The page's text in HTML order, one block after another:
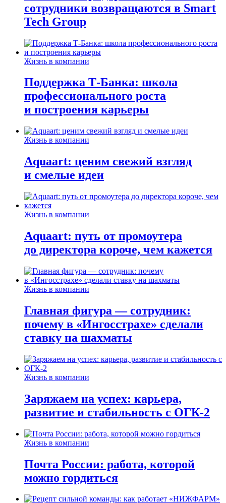
сотрудники возвращаются в Smart
Tech Group
Жизнь в компании
Поддержка Т-Банка: школа
профессионального роста
и построения карьеры
Жизнь в компании
Aquaart: ценим свежий взгляд
и смелые идеи
Жизнь в компании
Aquaart: путь от промоутера
до директора короче, чем кажется
Жизнь в компании
Главная фигура — сотрудник:
почему в «Ингосстрахе» сделали
ставку на шахматы
Жизнь в компании
Заряжаем на успех: карьера,
развитие и стабильность c ОГК-2
Жизнь в компании
Почта России: работа, которой
можно гордиться